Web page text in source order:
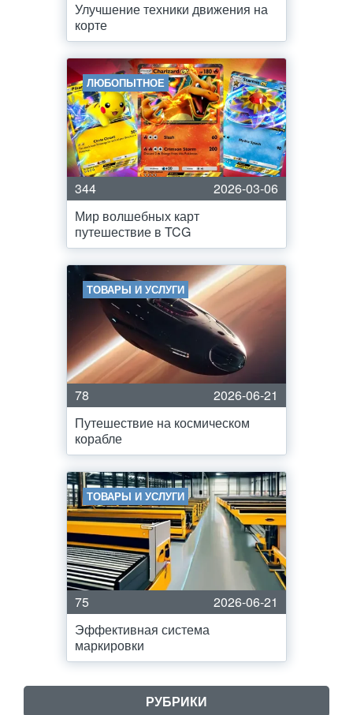
Улучшение техники движения на
корте
ЛЮБОПЫТНОЕ
344
2026-03-06
Мир волшебных карт
путешествие в TCG
ТОВАРЫ И УСЛУГИ
78
2026-06-21
Путешествие на космическом
корабле
ТОВАРЫ И УСЛУГИ
75
2026-06-21
Эффективная система
маркировки
РУБРИКИ